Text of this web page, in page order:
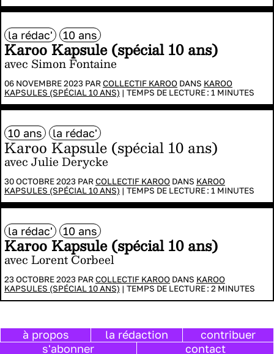
Karoo Kapsule (spécial 10 ans)
avec Simon Fontaine
06 NOVEMBRE 2023 PARCOLLECTIF KAROO DANS KAROO
KAPSULES (SPÉCIAL 10 ANS) | TEMPS DE LECTURE : 1 MINUTES
la rédac' 10 ans
Karoo Kapsule (spécial 10 ans)
avec Julie Derycke
30 OCTOBRE 2023 PARCOLLECTIF KAROO DANS KAROO
KAPSULES (SPÉCIAL 10 ANS) | TEMPS DE LECTURE : 1 MINUTES
10 ans la rédac'
Karoo Kapsule (spécial 10 ans)
avec Lorent Corbeel
23 OCTOBRE 2023 PARCOLLECTIF KAROO DANS KAROO
KAPSULES (SPÉCIAL 10 ANS) | TEMPS DE LECTURE : 2 MINUTES
la rédac' 10 ans
à propos la rédaction
contribuer
s'abonner
contact